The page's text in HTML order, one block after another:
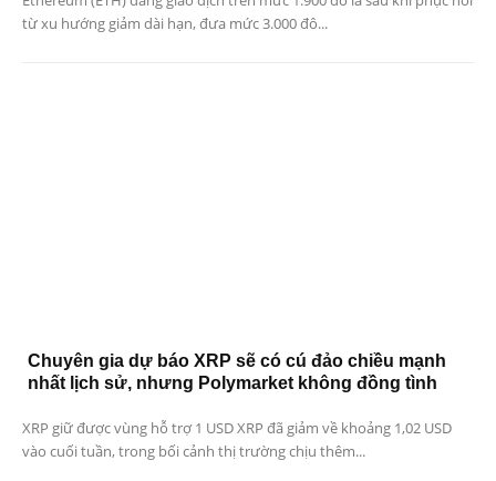
từ xu hướng giảm dài hạn, đưa mức 3.000 đô...
Chuyên gia dự báo XRP sẽ có cú đảo chiều mạnh
nhất lịch sử, nhưng Polymarket không đồng tình
XRP giữ được vùng hỗ trợ 1 USD XRP đã giảm về khoảng 1,02 USD
vào cuối tuần, trong bối cảnh thị trường chịu thêm...